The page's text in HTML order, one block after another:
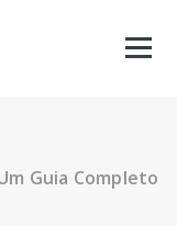
Guia Completo